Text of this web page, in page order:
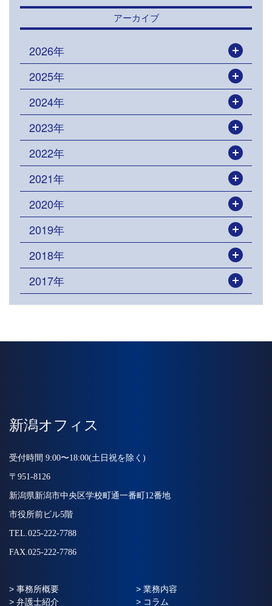
アーカイブ
2026年
2025年
2024年
2023年
2022年
2021年
2020年
2019年
2018年
2017年
新潟オフィス
受付時間 9:00〜18:00(土日祝を除く)
〒951-8126
新潟県新潟市中央区学校町通一番町12番地
市役所前ビル5階
TEL.025-222-7788
FAX.025-222-7786
> 事務所概要
> 業務内容
> 弁護士紹介
> コラム